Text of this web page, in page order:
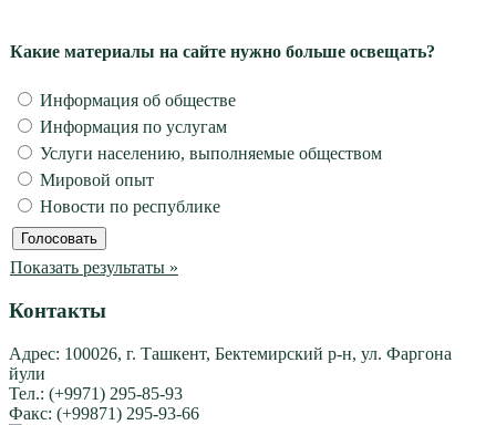
Какие материалы на сайте нужно больше освещать?
Информация об обществе
Информация по услугам
Услуги населению, выполняемые обществом
Мировой опыт
Новости по республике
Показать результаты »
Контакты
Адрес: 100026, г. Ташкент, Бектемирский р-н, ул. Фаргона
йули
Тел.: (+9971) 295-85-93
Факс: (+99871) 295-93-66